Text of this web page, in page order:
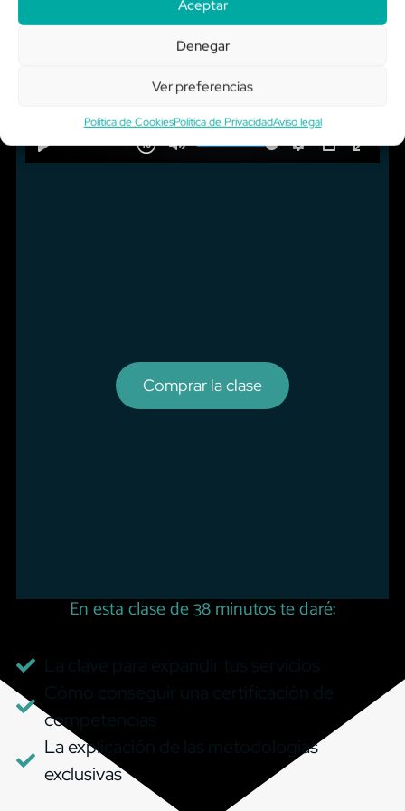
Aceptar
Denegar
Ver preferencias
Política de CookiesPolítica de PrivacidadAviso legal
Comprar la clase
En esta clase de 38 minutos te daré:
La clave para expandir tus servicios
Cómo conseguir una certificación de
competencias
La explicación de las metodologías
exclusivas